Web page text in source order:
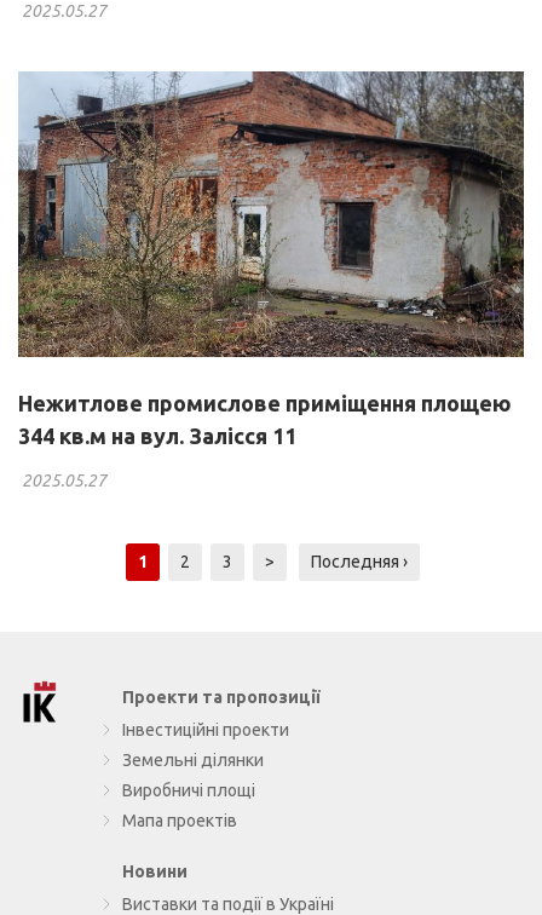
2025.05.27
Нежитлове промислове приміщення площею
344 кв.м на вул. Залісся 11
2025.05.27
1 2 3 > Последняя ›
InvestKalush — Інвестиційна платформа Калуша
Проекти та пропозиції
Інвестиційні проекти
Земельні ділянки
Виробничі площі
Мапа проектів
Новини
Виставки та події в Україні